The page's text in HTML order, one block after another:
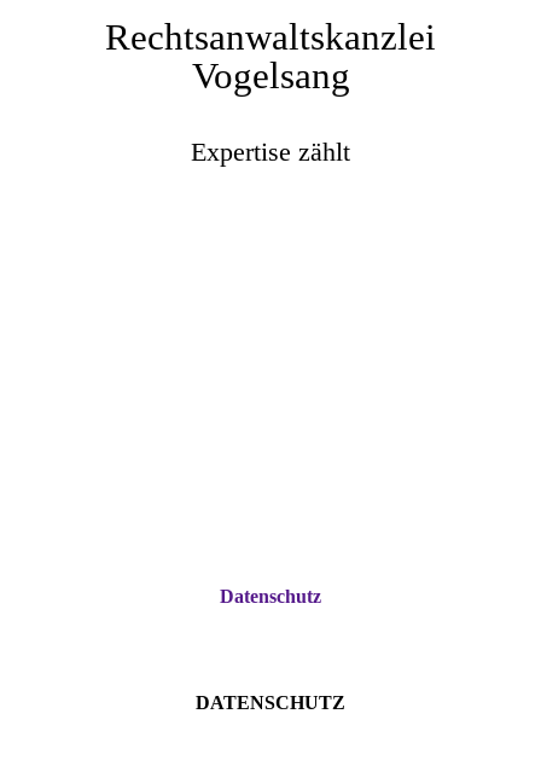
Rechtsanwaltskanzlei
Vogelsang
Expertise zählt
Datenschutz
DATENSCHUTZ